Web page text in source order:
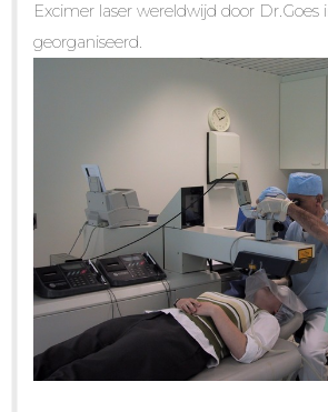
Excimer laser wereldwijd door
georganiseerd.